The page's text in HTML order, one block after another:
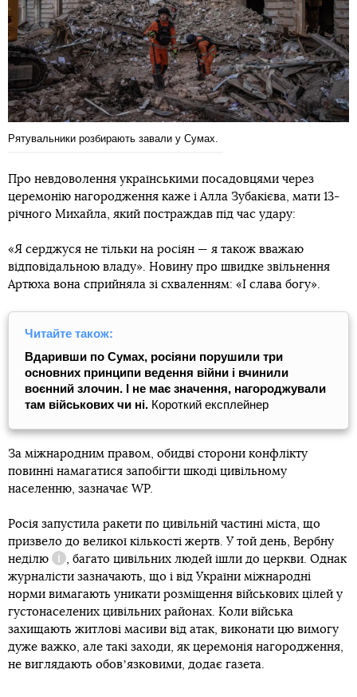
Рятувальники розбирають завали у Сумах.
Про невдоволення українськими посадовцями через
церемонію нагородження каже і Алла Зубакієва, мати 13-
річного Михайла, який постраждав під час удару:
«Я серджуся не тільки на росіян — я також вважаю
відповідальною владу». Новину про швидке звільнення
Артюха вона сприйняла зі схваленням: «І слава богу».
Читайте також:
Вдаривши по Сумах, росіяни порушили три
основних принципи ведення війни і вчинили
воєнний злочин. І не має значення, нагороджували
там військових чи ні. Короткий експлейнер
За міжнародним правом, обидві сторони конфлікту
повинні намагатися запобігти шкоді цивільному
населенню, зазначає WP.
Росія запустила ракети по цивільній частині міста, що
призвело до великої кількості жертв. У той день, Вербну
неділю
Довідка
, багато цивільних людей ішли до церкви. Однак
журналісти зазначають, що і від України міжнародні
норми вимагають уникати розміщення військових цілей у
густонаселених цивільних районах. Коли війська
захищають житлові масиви від атак, виконати цю вимогу
дуже важко, але такі заходи, як церемонія нагородження,
не виглядають обовʼязковими, додає газета.